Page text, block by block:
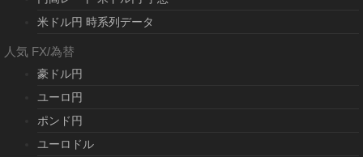
米ドル円 時系列データ
人気 FX/為替
豪ドル円
ユーロ円
ポンド円
ユーロドル